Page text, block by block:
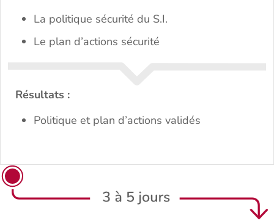
La politique sécurité du S.I.
Le plan d’actions sécurité
Résultats :
Politique et plan d’actions validés